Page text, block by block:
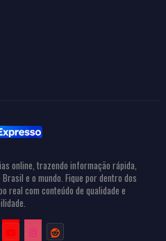
online, trazendo informação rápida,
e o mundo. Fique por dentro dos
real com conteúdo de qualidade e